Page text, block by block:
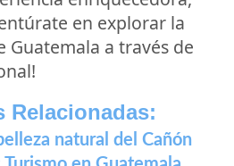
en explorar la
Guatemala a través de
Relacionadas:
natural del Cañón